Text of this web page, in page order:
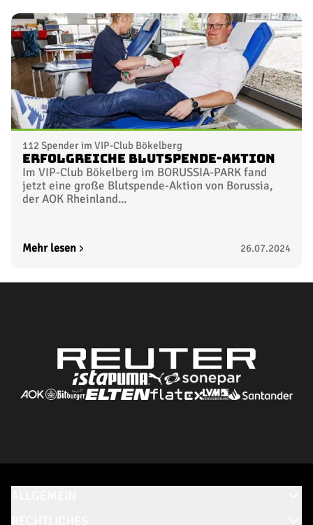
112 Spender im VIP-Club Bökelberg
Erfolgreiche Blutspende-Aktion
Im VIP-Club Bökelberg im BORUSSIA-PARK fand
jetzt eine große Blutspende-Aktion von Borussia,
der AOK Rheinland...
Mehr lesen 26.07.2024